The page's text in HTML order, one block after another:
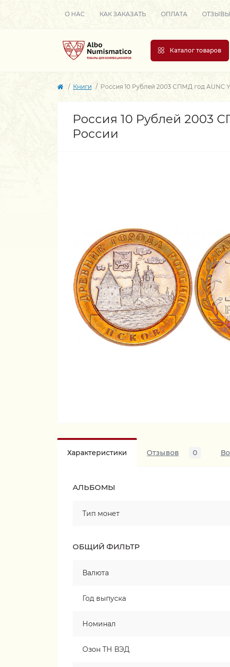
О НАС КАК ЗАКАЗАТЬ ОПЛАТА ОТЗЫВЫ
Каталог товаров
Книги Россия 10 Рублей 2003 СПМД год AUNC
Россия 10 Рублей 2003
России
Характеристики Отзывов 0
АЛЬБОМЫ
Тип монет
ОБЩИЙ ФИЛЬТР
Валюта
Год выпуска
Номинал
Озон ТН ВЭД